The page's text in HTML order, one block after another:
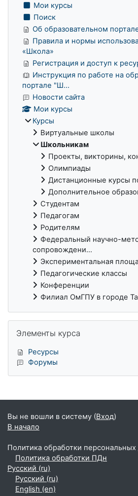
Мои курсы
Поиск
Об образовательном
Правила и нормы
«Школа»
Регистрация и доступ к
Инструкция по работе на
портале "Ш...
Новости сайта
Мои курсы
Курсы
Виртуальные школы
Школьникам
Проекты, викторины,
Олимпиады
Дистанционные курсы
Дополнительное
Студентам
Педагогам
Родителям
Федеральный научно-
сопровождени...
Экспериментальная
Педагогические классы
Конференции
Филиал ОмГПУ в городе
Элементы курса
Ресурсы
Форумы
Дополнительные блоки
Вы не вошли в систему (Вход)
В начало
Политика обработки
Политика обработки ПДн
Русский ‎(ru)‎
Русский ‎(ru)‎
English ‎(en)‎